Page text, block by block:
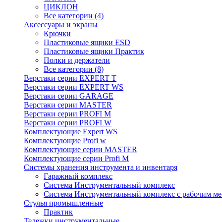
ЦИКЛОН
Все категории (4)
Аксессуары и экраны
Крючки
Пластиковые ящики ESD
Пластиковые ящики Практик
Полки и держатели
Все категории (8)
Верстаки серии EXPERT T
Верстаки серии EXPERT WS
Верстаки серии GARAGE
Верстаки серии MASTER
Верстаки серии PROFI M
Верстаки серии PROFI W
Комплектующие Expert WS
Комплектующие Profi w
Комплектующие серии MASTER
Комплектующие серии Profi M
Системы хранения инструмента и инвентаря
Гаражный комплекс
Система Инструментальный комплекс
Система Инструментальный комплекс с рабочим
Стулья промышленные
Практик